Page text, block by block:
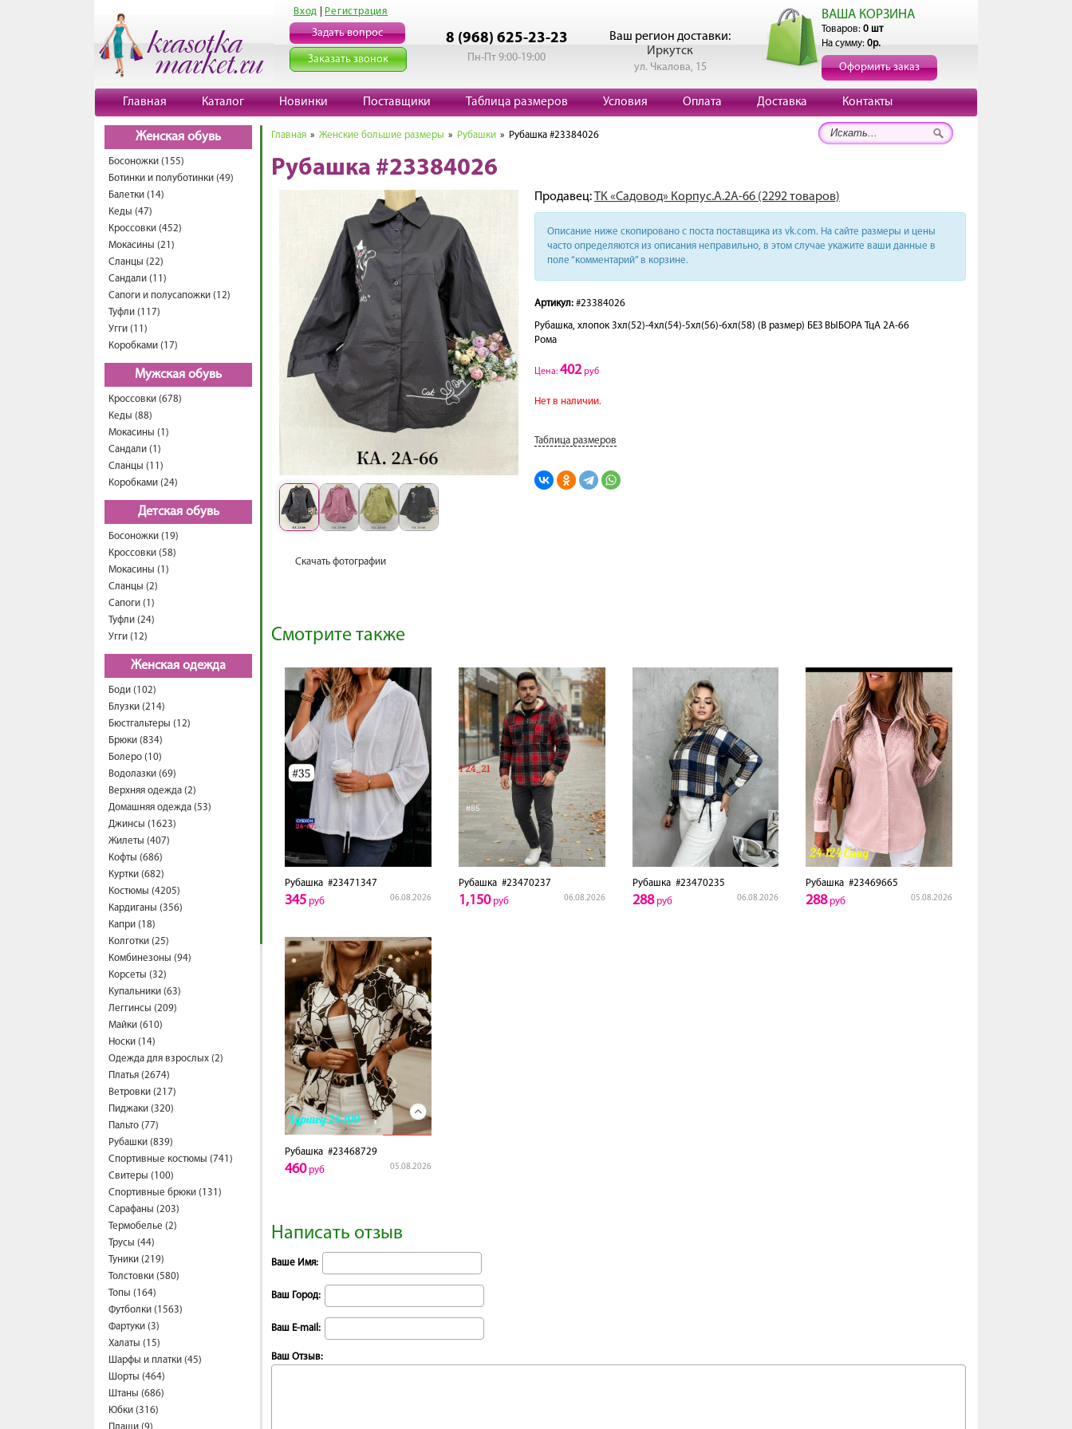
Вход Регистрация
Задать вопрос
Заказать звонок
8 (968) 625-23-23
Пн-Пт 9:00-19:00
Ваш регион доставки:
Иркутск
ул. Чкалова, 15
ВАША КОРЗИНА
Товаров: 0 шт
На сумму: 0р.
Оформить заказ
Главная Каталог Новинки Поставщики Таблица размеров Условия Оплата Доставка Контакты
Женская обувь
Босоножки (155)
Ботинки и полуботинки (49)
Балетки (14)
Кеды (47)
Кроссовки (452)
Мокасины (21)
Сланцы (22)
Сандали (11)
Сапоги и полусапожки (12)
Туфли (117)
Угги (11)
Коробками (17)
Мужская обувь
Кроссовки (678)
Кеды (88)
Мокасины (1)
Сандали (1)
Сланцы (11)
Коробками (24)
Детская обувь
Босоножки (19)
Кроссовки (58)
Мокасины (1)
Сланцы (2)
Сапоги (1)
Туфли (24)
Угги (12)
Женская одежда
Боди (102)
Блузки (214)
Бюстгальтеры (12)
Брюки (834)
Болеро (10)
Водолазки (69)
Верхняя одежда (2)
Домашняя одежда (53)
Джинсы (1623)
Жилеты (407)
Кофты (686)
Куртки (682)
Костюмы (4205)
Кардиганы (356)
Капри (18)
Колготки (25)
Комбинезоны (94)
Корсеты (32)
Купальники (63)
Леггинсы (209)
Майки (610)
Носки (14)
Одежда для взрослых (2)
Платья (2674)
Ветровки (217)
Пиджаки (320)
Пальто (77)
Рубашки (839)
Спортивные костюмы (741)
Свитеры (100)
Спортивные брюки (131)
Сарафаны (203)
Термобелье (2)
Трусы (44)
Туники (219)
Толстовки (580)
Топы (164)
Футболки (1563)
Фартуки (3)
Халаты (15)
Шарфы и платки (45)
Шорты (464)
Штаны (686)
Юбки (316)
Главная » Женские большие размеры » Рубашки » Рубашка #23384026
Рубашка #23384026
Скачать фотографии
Продавец:ТК «Садовод» Корпус.А.2А-66 (2292 товаров)
Описание ниже скопировано с поста поставщика из vk.com. На сайте размеры и цены
часто определяются из описания неправильно, в этом случае укажите ваши данные в
поле “комментарий” в корзине.
Артикул: #23384026
Рубашка, хлопок 3хл(52)-4хл(54)-5хл(56)-6хл(58) (В размер) БЕЗ ВЫБОРА ТцА 2A-66
Рома
Цена: 402 руб
Нет в наличии.
Таблица размеров
Смотрите также
Рубашка #23471347
06.08.2026
345 руб
Рубашка#23470237
06.08.2026
1,150руб
Рубашка#23470235
06.08.2026
288руб
Рубашка #23469665
05.08.2026
288руб
Рубашка #23468729
05.08.2026
460руб
Написать отзыв
Ваше Имя:
Ваш Город:
Ваш E-mail:
Ваш Отзыв: